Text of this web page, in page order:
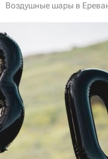
Воздушные шары в